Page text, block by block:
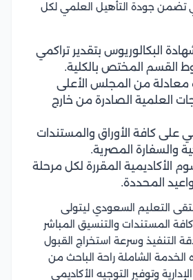
تضمن جودة التأهيل العلمي لكل
البكالوريوس بتقدير تراكمي
القسم المختص بالكلية.
معادلة من المجلس الأعلى
العلمية الصادرة من خارج
على كافة الأوراق والمستندات
والسفارة المصرية.
الأكاديمية المقررة لكل مرحلة
المحددة.
التعليم السعودي ليتولى
المستندات والتنسيق المباشر
التنفيذ وسرعة استخراج القبول
الخدمة الشاملة راحة الباحث من
وتوفير التوجيه الأكاديمي